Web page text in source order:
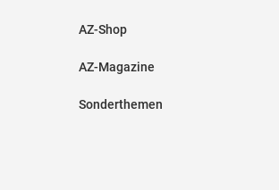
AZ-Shop
AZ-Magazine
Sonderthemen